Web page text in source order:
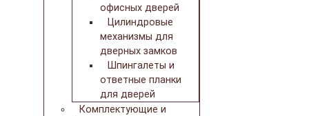
офисных дверей
Цилиндровые
механизмы для
дверных замков
Шпингалеты и
ответные планки
для дверей
Комплектующие и